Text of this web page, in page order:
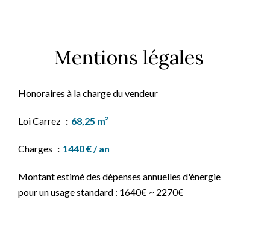
Mentions légales
Honoraires à la charge du vendeur
Loi Carrez 68,25 m²
Charges 1440 € / an
Montant estimé des dépenses annuelles d'énergie
pour un usage standard : 1640€ ~ 2270€